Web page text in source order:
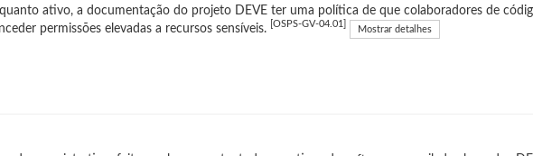
ativo, a documentação do projeto DEVE ter uma política de que colaboradores de
permissões elevadas a recursos sensíveis.
[OSPS-GV-04.01] Mostrar detalhes